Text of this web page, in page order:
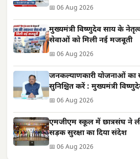
📅 06 Aug 2026
मुख्यमंत्री विष्णुदेव साय के
सेवाओं को मिली नई मजबूती
📅 06 Aug 2026
जनकल्याणकारी योजनाओं का
सुनिश्चित करें : मुख्यमंत्री
📅 06 Aug 2026
एमजीएम स्कूल में छात्रसंघ ने
सड़क सुरक्षा का दिया संदेश
📅 06 Aug 2026